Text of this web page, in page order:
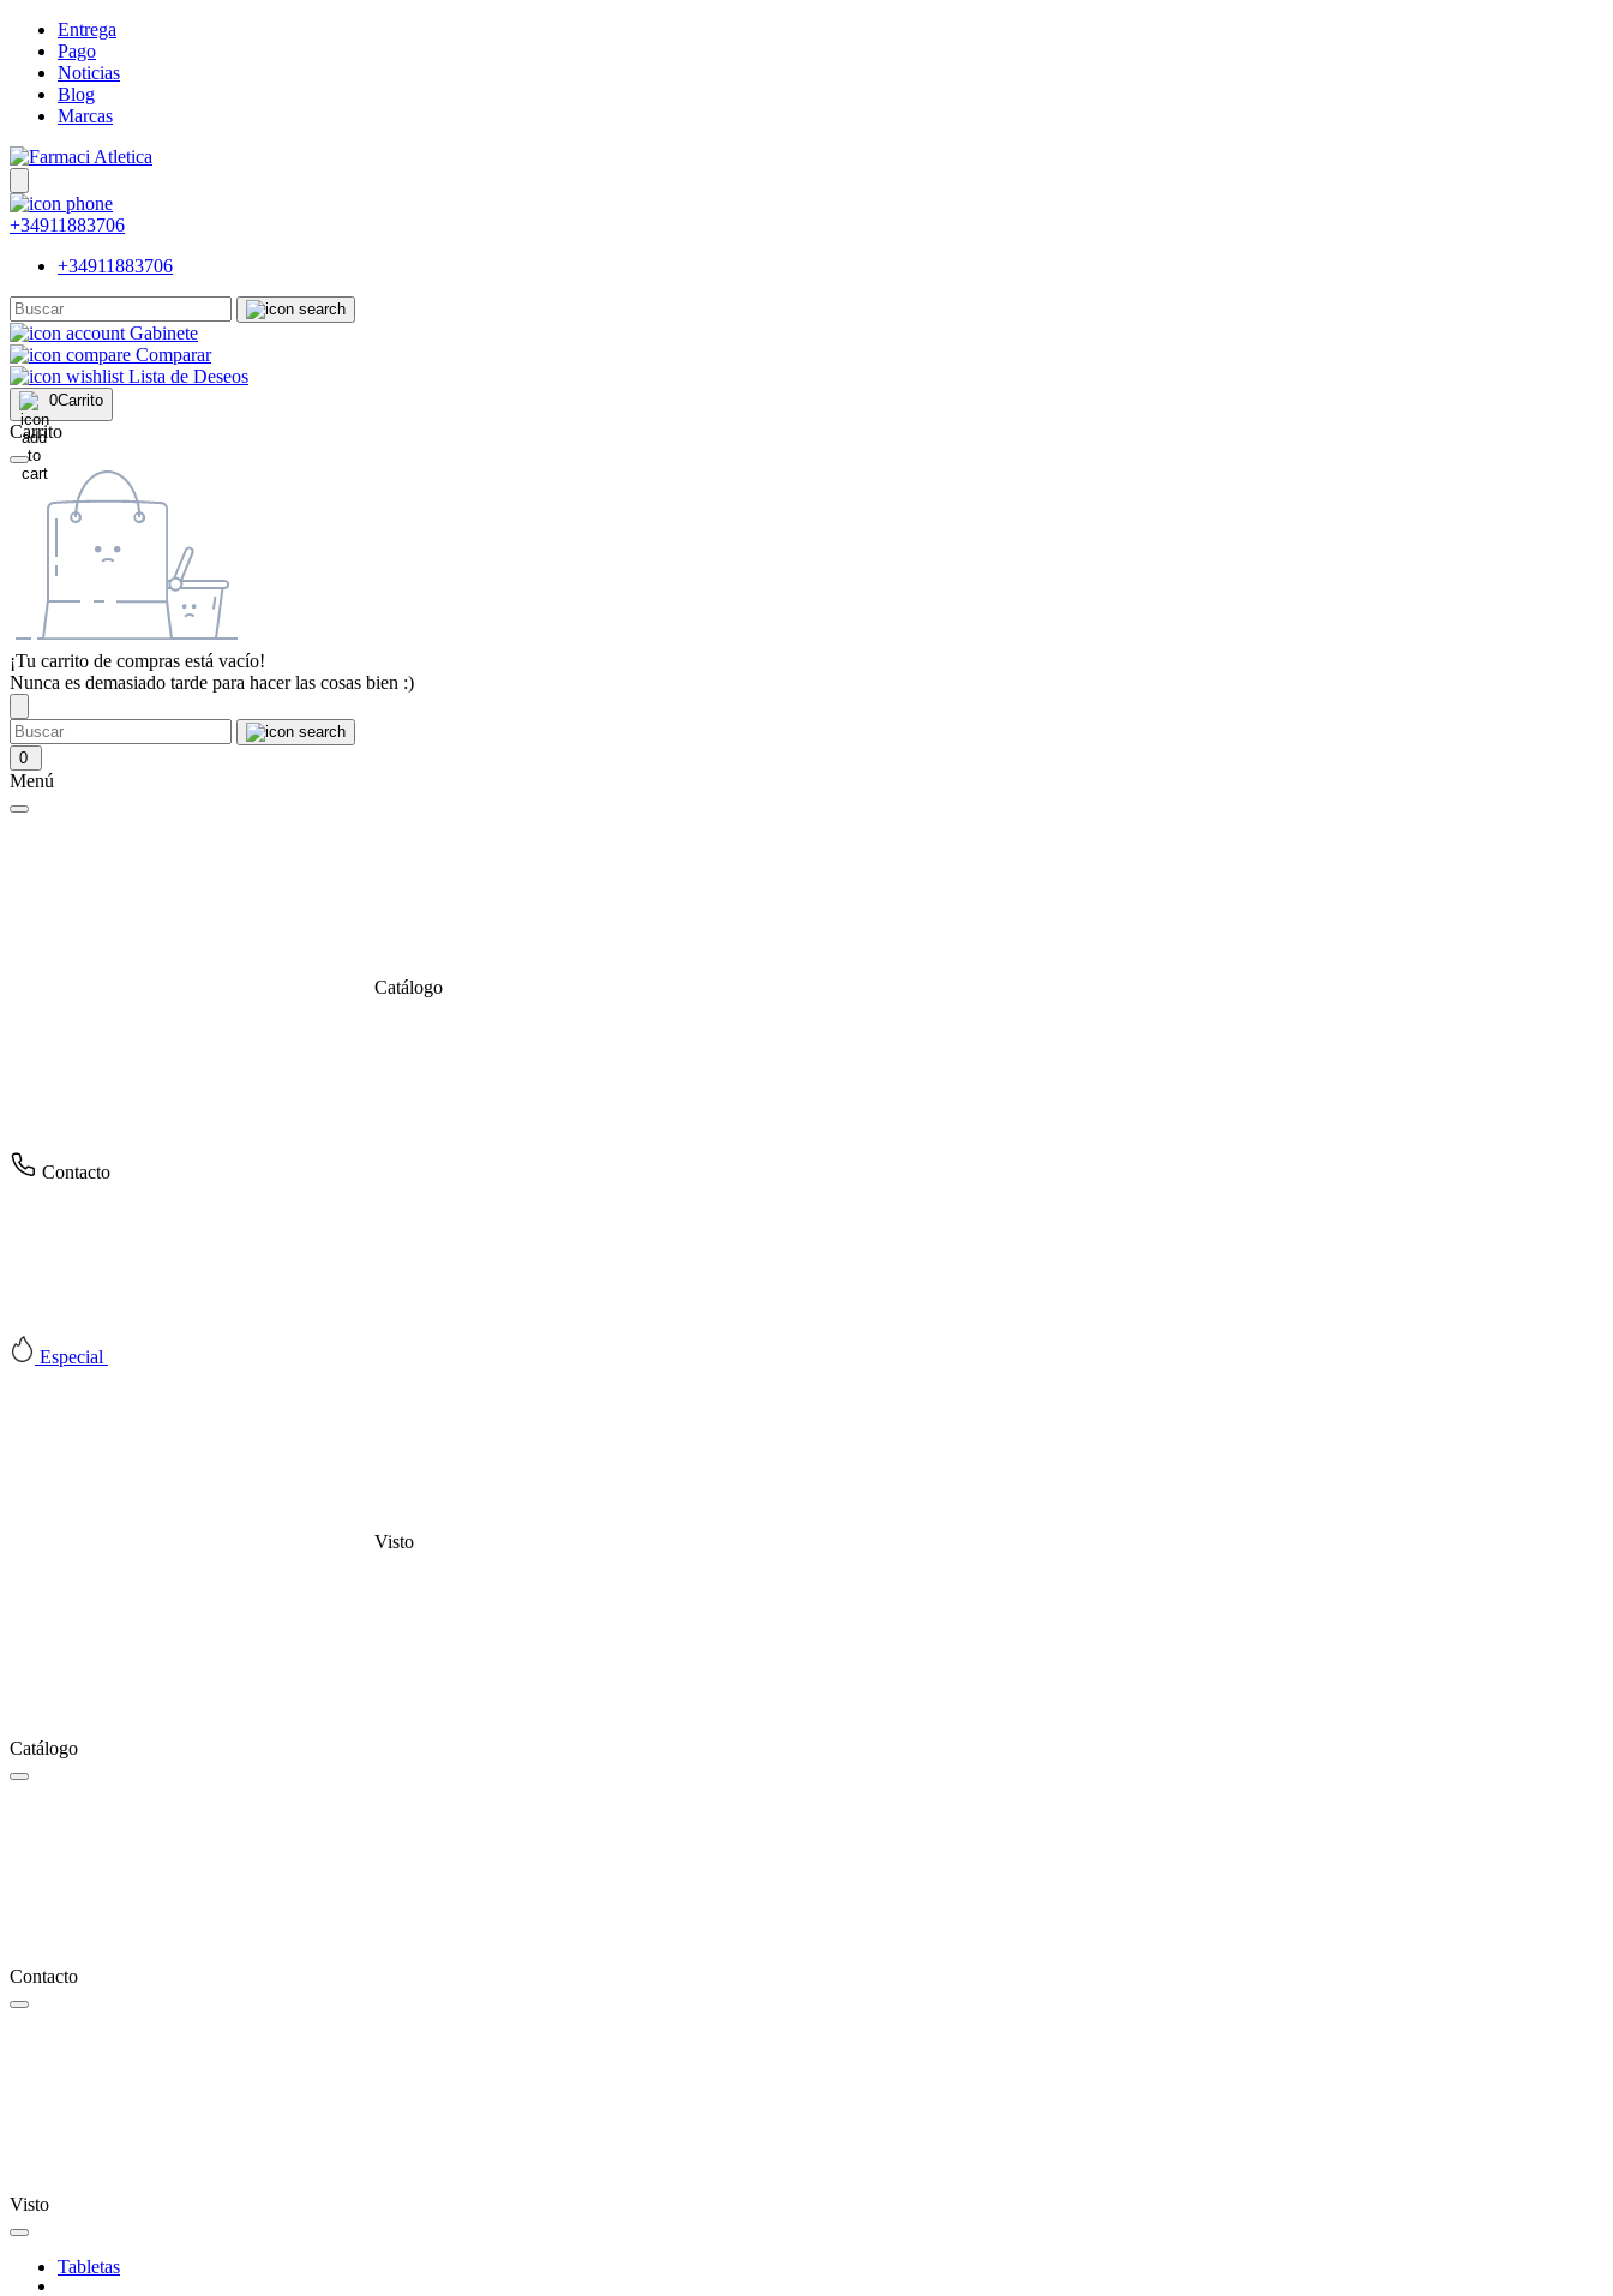
Entrega
Pago
Noticias
Blog
Marcas
+34911883706
+34911883706
Gabinete
Comparar
Lista de Deseos
0Carrito
Carrito
¡Tu carrito de compras está vacío!
Nunca es demasiado tarde para hacer las cosas bien :)
0
Menú
Catálogo
Contacto
Especial
Visto
Catálogo
Contacto
Visto
Tabletas